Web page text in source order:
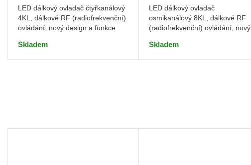
LED dálkový ovladač čtyřkanálový
4KL, dálkové RF (radiofrekvenční)
ovládání, nový design a funkce
Skladem
LED dálkový ovladač
osmikanálový 8KL, dálkové RF
(radiofrekvenční) ovládání, nový
Skladem